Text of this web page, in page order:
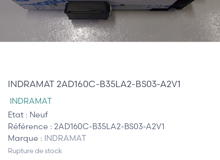
INDRAMAT 2AD160C-B35LA2-BS03-A2V1
INDRAMAT
Etat : Neuf
Référence : 2AD160C-B35LA2-BS03-A2V1
Marque : INDRAMAT
Rupture de stock